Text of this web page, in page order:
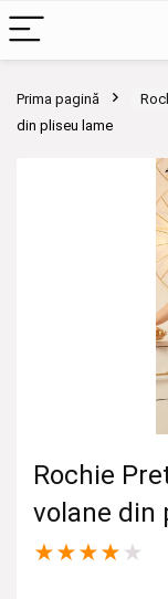
Prima pagină
din pliseu lame
Rochie
volane din
★★★★ ★